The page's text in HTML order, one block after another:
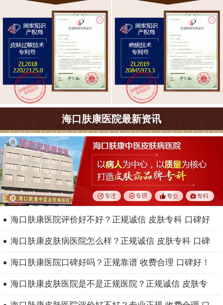
海口肤康医院最新资讯
海口肤康医院评价好不好？正规诚信 皮肤专科 口碑好
海口肤康皮肤病医院怎么样？正规诚信 皮肤专科 口碑
海口肤康医院口碑好吗？正规靠谱 收费合理 口碑好！
海口肤康皮肤医院是不是正规医院？正规诚信 皮肤专